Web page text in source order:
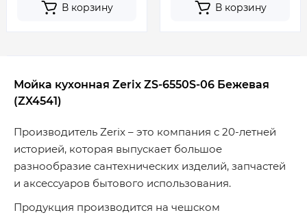
В корзину В корзину
Мойка кухонная Zerix ZS-6550S-06 Бежевая
(ZX4541)
Производитель Zerix – это компания с 20-летней
историей, которая выпускает большое
разнообразие сантехнических изделий, запчастей
и аксессуаров бытового использования.
Продукция производится на чешском